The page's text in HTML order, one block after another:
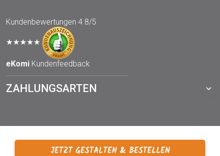
JETZT GESTALTEN & BESTELLEN
Kundenbewertungen 4.8/5
★★★★★
eKomi Kundenfeedback
ZAHLUNGSARTEN
© 2021 TOPP-DRUCKWERKSTATT.de – ein Webshop von der